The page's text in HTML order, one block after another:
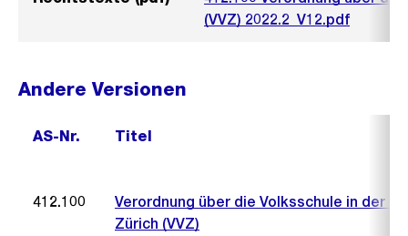
(VVZ) 2022.2_V12.pdf
Andere Versionen
AS-Nr. Titel
412.100
Verordnung über die Volksschule in der
Zürich (VVZ)